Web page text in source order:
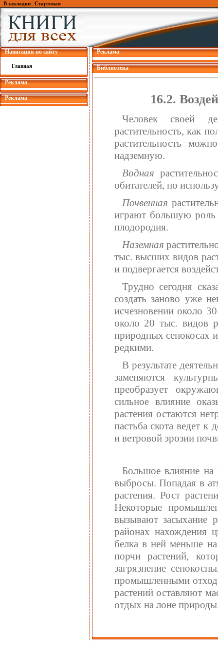
В закладки Стартовая
Навигация по сайту
Главная
Реклама
Реклама
Реклама
Библиотека
16.2.
Человек своей
растительность, как
растительность
надземную.
Водная
обитателей, но
Почвенная
играют большую роль
плодородия.
Наземная
тыс. высших видов
и подвергается
Трудно сегодня
создать заново уже
исчезновении около
около 20 тыс. видов
природных сенокосах
редкими.
В результате
заменяются
преобразует
сильное влияние
растения остаются
пастьба скота ведет к
и ветровой эрозии
Большое влияние на
выбросы. Попадая в
растения. Рост
Некоторые
вызывают засыхание
районах нахождения
белка в ней меньше
порчи растений,
загрязнение
промышленными
растений оставляют
отдых на лоне